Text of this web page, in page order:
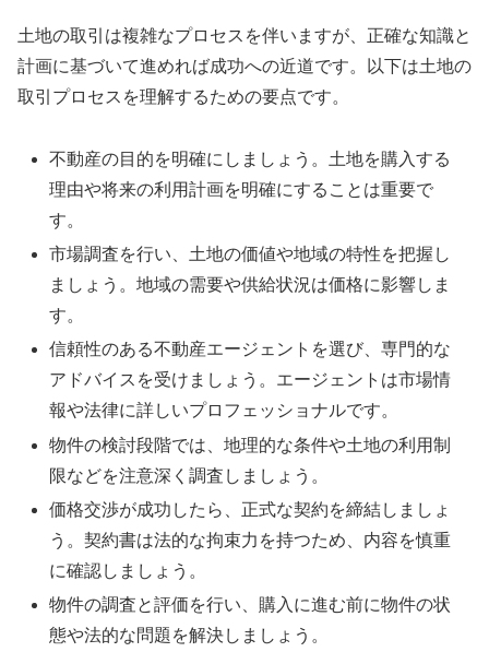
土地の取引は複雑なプロセスを伴いますが、正確な知識と
計画に基づいて進めれば成功への近道です。以下は土地の
取引プロセスを理解するための要点です。
不動産の目的を明確にしましょう。土地を購入する
理由や将来の利用計画を明確にすることは重要で
す。
市場調査を行い、土地の価値や地域の特性を把握し
ましょう。地域の需要や供給状況は価格に影響しま
す。
信頼性のある不動産エージェントを選び、専門的な
アドバイスを受けましょう。エージェントは市場情
報や法律に詳しいプロフェッショナルです。
物件の検討段階では、地理的な条件や土地の利用制
限などを注意深く調査しましょう。
価格交渉が成功したら、正式な契約を締結しましょ
う。契約書は法的な拘束力を持つため、内容を慎重
に確認しましょう。
物件の調査と評価を行い、購入に進む前に物件の状
態や法的な問題を解決しましょう。